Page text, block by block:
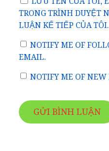
TRONG TRÌNH DUYỆT
LUẬN KẾ TIẾP CỦA TÔI.
NOTIFY ME OF
EMAIL.
NOTIFY ME OF NEW